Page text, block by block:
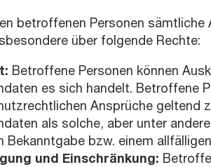
betroffenen Personen
über folgende Rechte:
Betroffene Personen können
es sich handelt. Betroffene
Ansprüche geltend
als solche, aber unter
Bekanntgabe bzw. einem
und Einschränkung: